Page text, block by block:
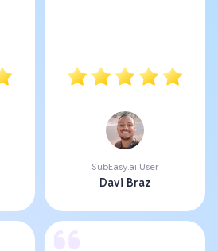
SubEasy.ai User
Davi Braz